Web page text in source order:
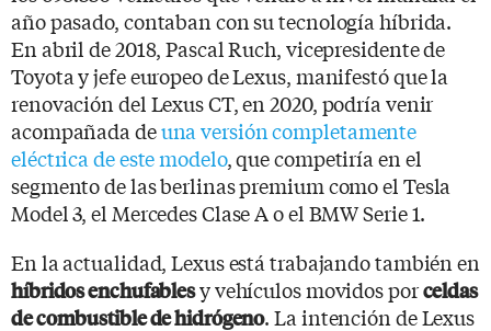
año pasado, contaban con su tecnología híbrida.
En abril de 2018, Pascal Ruch, vicepresidente de
Toyota y jefe europeo de Lexus, manifestó que la
renovación del Lexus CT, en 2020, podría venir
acompañada deuna versión completamente
eléctrica de este modelo, que competiría en el
segmento de las berlinas premium como el Tesla
Model 3, el Mercedes Clase A o el BMW Serie 1.
En la actualidad, Lexus está trabajando también en
híbridos enchufablesy vehículos movidos porceldas
de combustible de hidrógeno. La intención de Lexus